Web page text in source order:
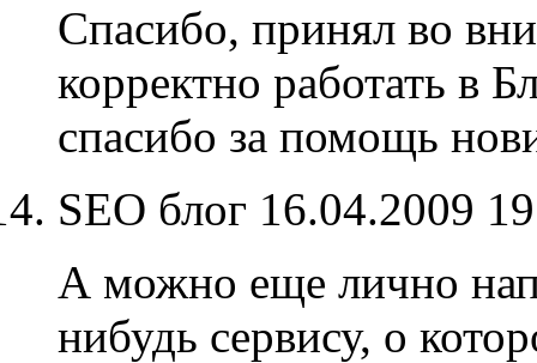
Спасибо, принял во
корректно работать в
спасибо за помощь
SEO блог 16.04.2009
А можно еще лично
нибудь сервису, о